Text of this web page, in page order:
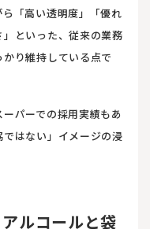
「高い透明度」「優れ
といった、従来の業務
り維持している点で
ーパーでの採用実績もあ
はない」イメージの浸
ルコールと袋